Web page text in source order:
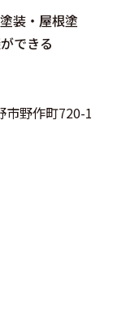
装・屋根塗
できる
市野作町720-1